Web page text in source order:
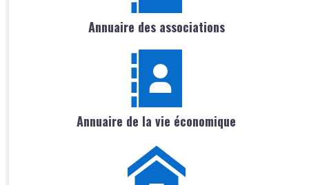
Annuaire des associations
Annuaire de la vie économique